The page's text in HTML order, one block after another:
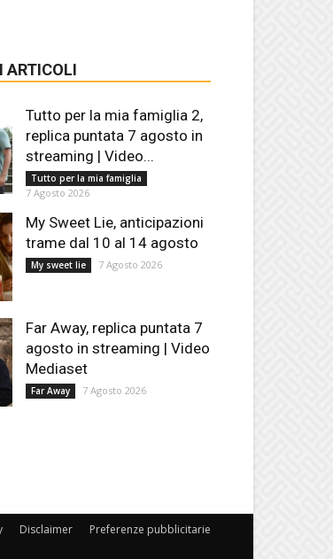
ARTICOLI
Tutto per la mia famiglia 2,
replica puntata 7 agosto in
streaming | Video...
Tutto per la mia famiglia
7 Agosto 2026
My Sweet Lie, anticipazioni
trame dal 10 al 14 agosto
My sweet lie 7 Agosto 2026
Far Away, replica puntata 7
agosto in streaming | Video
Mediaset
Far Away 7 Agosto 2026
Disclaimer Preferenze pubblicitarie